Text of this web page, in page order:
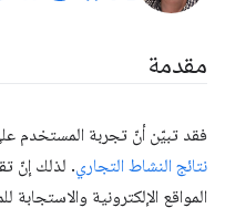
مقدمة
فقد تبيّن أنّ تجربة المستخدم
نتائج النشاط التجاري. لذلك إنّ
المواقع الإلكترونية